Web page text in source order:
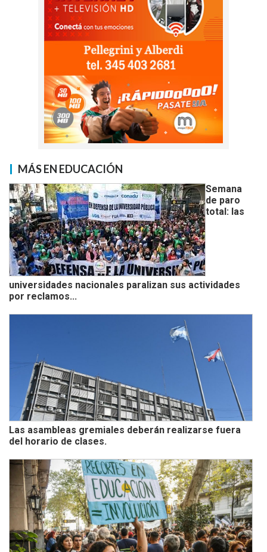
MÁS EN EDUCACIÓN
Semana
de paro
total: las
universidades nacionales paralizan sus actividades
por reclamos...
Las asambleas gremiales deberán realizarse fuera
del horario de clases.